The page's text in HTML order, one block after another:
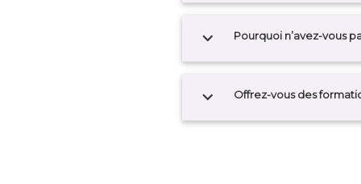
expand_more Pourquoi n’avez-vous
expand_more Offrez-vous des